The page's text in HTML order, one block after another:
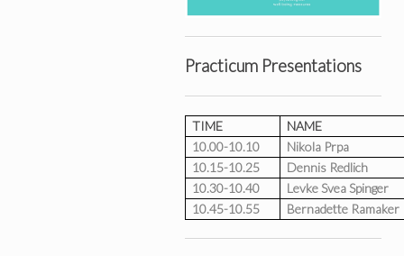
Practicum Presentations
TIME
NAME
10.00-10.10
Nikola Prpa
10.15-10.25
Dennis Redlich
10.30-10.40
Levke Svea Spinger
10.45-10.55
Bernadette Ramaker